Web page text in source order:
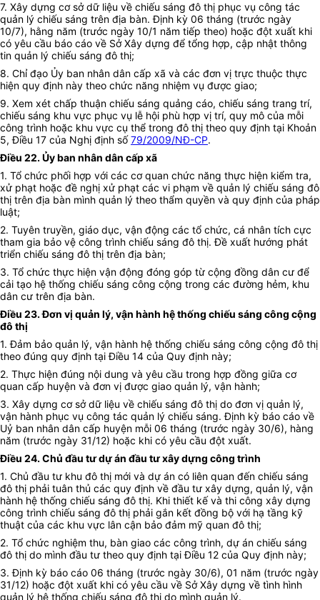
7. Xây dựng cơ sở dữ liệu về chiếu sáng đô thị phục vụ công tác
quản lý chiếu sáng trên địa bàn. Định kỳ 06 tháng (trước ngày
10/7), hằng năm (trước ngày 10/1 năm tiếp theo) hoặc đột xuất khi
có yêu cầu báo cáo về Sở Xây dựng để tổng hợp, cập nhật thông
tin quản lý chiếu sáng đô thị;
8. Chỉ đạo Ủy ban nhân dân cấp xã và các đơn vị trực thuộc thực
hiện quy định này theo chức năng nhiệm vụ được giao;
9. Xem xét chấp thuận chiếu sáng quảng cáo, chiếu sáng trang trí,
chiếu sáng khu vực phục vụ lễ hội phù hợp vị trí, quy mô của mỗi
công trình hoặc khu vực cụ thể trong đô thị theo quy định tại Khoản
5, Điều 17 của Nghị định số79/2009/NĐ-CP.
Điều 22. Ủy ban nhân dân cấp xã
1. Tổ chức phối hợp với các cơ quan chức năng thực hiện kiểm tra,
xử phạt hoặc đề nghị xử phạt các vi phạm về quản lý chiếu sáng đô
thị trên địa bàn mình quản lý theo thẩm quyền và quy định của pháp
luật;
2. Tuyên truyền, giáo dục, vận động các tổ chức, cá nhân tích cực
tham gia bảo vệ công trình chiếu sáng đô thị. Đề xuất hướng phát
triển chiếu sáng đô thị trên địa bàn;
3. Tổ chức thực hiện vận động đóng góp từ cộng đồng dân cư để
cải tạo hệ thống chiếu sáng công cộng trong các đường hẻm, khu
dân cư trên địa bàn.
Điều 23. Đơn vị quản lý, vận hành hệ thống chiếu sáng công cộng
đô thị
1. Đảm bảo quản lý, vận hành hệ thống chiếu sáng công cộng đô thị
theo đúng quy định tại Điều 14 của Quy định này;
2. Thực hiện đúng nội dung và yêu cầu trong hợp đồng giữa cơ
quan cấp huyện và đơn vị được giao quản lý, vận hành;
3. Xây dựng cơ sở dữ liệu về chiếu sáng đô thị do đơn vị quản lý,
vận hành phục vụ công tác quản lý chiếu sáng. Định kỳ báo cáo về
Uỷ ban nhân dân cấp huyện mỗi 06 tháng (trước ngày 30/6), hàng
năm (trước ngày 31/12) hoặc khi có yêu cầu đột xuất.
Điều 24. Chủ đầu tư dự án đầu tư xây dựng công trình
1. Chủ đầu tư khu đô thị mới và dự án có liên quan đến chiếu sáng
đô thị phải tuân thủ các quy định về đầu tư xây dựng, quản lý, vận
hành hệ thống chiếu sáng đô thị. Khi thiết kế và thi công xây dựng
công trình chiếu sáng đô thị phải gắn kết đồng bộ với hạ tầng kỹ
thuật của các khu vực lân cận bảo đảm mỹ quan đô thị;
2. Tổ chức nghiệm thu, bàn giao các công trình, dự án chiếu sáng
đô thị do mình đầu tư theo quy định tại Điều 12 của Quy định này;
3. Định kỳ báo cáo 06 tháng (trước ngày 30/6), 01 năm (trước ngày
31/12) hoặc đột xuất khi có yêu cầu về Sở Xây dựng về tình hình
quản lý hệ thống chiếu sáng đô thị do mình quản lý.